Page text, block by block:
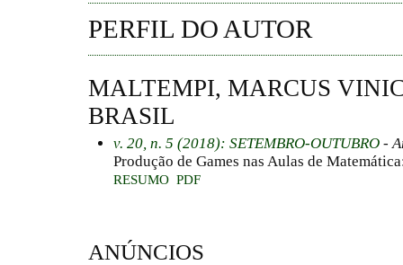
PERFIL DO AUTOR
MALTEMPI, MARCUS
BRASIL
v. 20, n. 5 (2018): SETEMBRO-OUTUBRO -
Produção de Games nas Aulas de
RESUMO PDF
ANÚNCIOS